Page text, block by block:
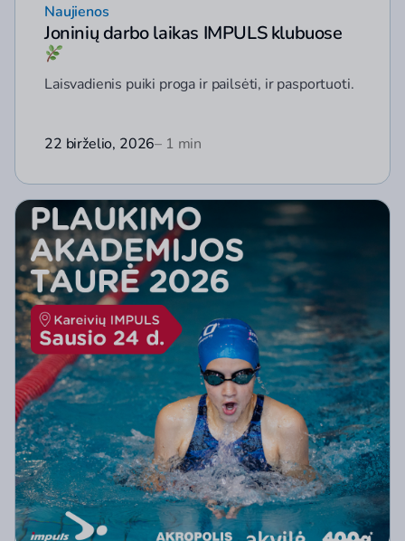
Naujienos
Joninių darbo laikas IMPULS klubuose
Laisvadienis puiki proga ir pailsėti, ir pasportuoti.
22 birželio, 2026– 1 min